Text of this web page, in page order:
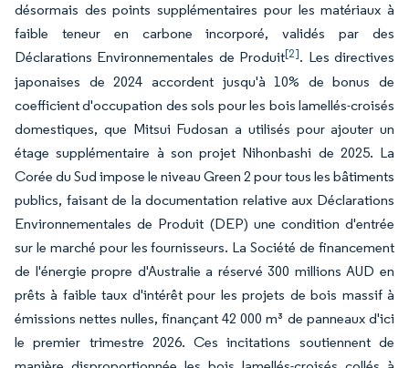
désormais des points supplémentaires pour les matériaux à
faible teneur en carbone incorporé, validés par des
Déclarations Environnementales de Produit[2]. Les directives
japonaises de 2024 accordent jusqu'à 10% de bonus de
coefficient d'occupation des sols pour les bois lamellés-croisés
domestiques, que Mitsui Fudosan a utilisés pour ajouter un
étage supplémentaire à son projet Nihonbashi de 2025. La
Corée du Sud impose le niveau Green 2 pour tous les bâtiments
publics, faisant de la documentation relative aux Déclarations
Environnementales de Produit (DEP) une condition d'entrée
sur le marché pour les fournisseurs. La Société de financement
de l'énergie propre d'Australie a réservé 300 millions AUD en
prêts à faible taux d'intérêt pour les projets de bois massif à
émissions nettes nulles, finançant 42 000 m³ de panneaux d'ici
le premier trimestre 2026. Ces incitations soutiennent de